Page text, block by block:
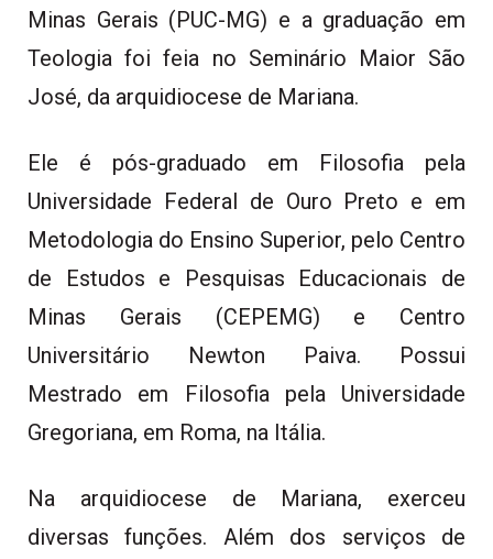
Minas Gerais (PUC-MG) e a graduação em
Teologia foi feia no Seminário Maior São
José, da arquidiocese de Mariana.
Ele é pós-graduado em Filosofia pela
Universidade Federal de Ouro Preto e em
Metodologia do Ensino Superior, pelo Centro
de Estudos e Pesquisas Educacionais de
Minas Gerais (CEPEMG) e Centro
Universitário Newton Paiva. Possui
Mestrado em Filosofia pela Universidade
Gregoriana, em Roma, na Itália.
Na arquidiocese de Mariana, exerceu
diversas funções. Além dos serviços de